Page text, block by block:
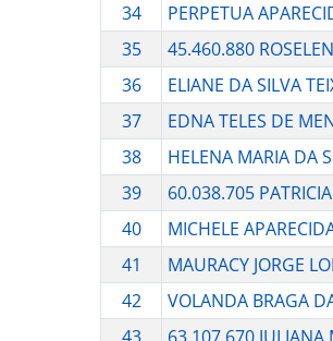
34
PERPETUA
35
45.460.880
36
ELIANE DA SILVA
37
EDNA TELES DE
38
HELENA MARIA DA
39
60.038.705
40
MICHELE
41
MAURACY JORGE
42
VOLANDA BRAGA